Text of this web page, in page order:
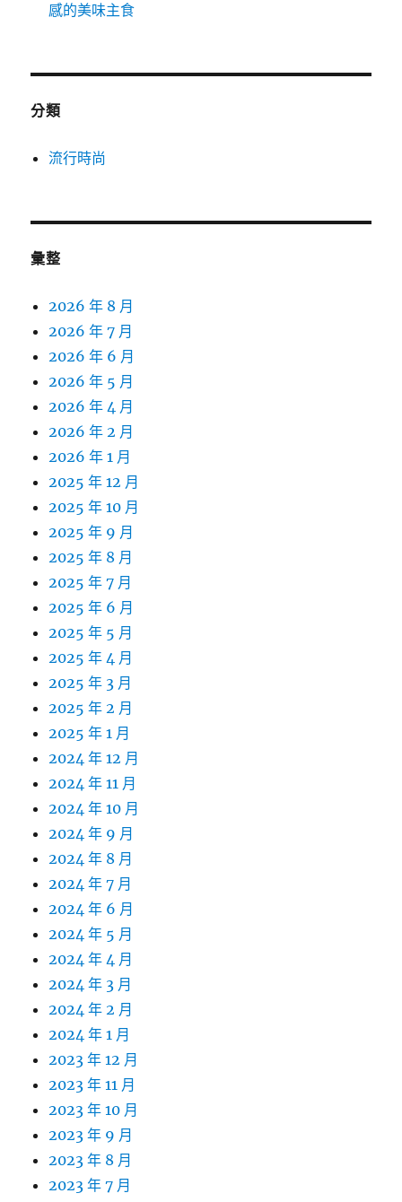
感的美味主食
分類
流行時尚
彙整
2026 年 8 月
2026 年 7 月
2026 年 6 月
2026 年 5 月
2026 年 4 月
2026 年 2 月
2026 年 1 月
2025 年 12 月
2025 年 10 月
2025 年 9 月
2025 年 8 月
2025 年 7 月
2025 年 6 月
2025 年 5 月
2025 年 4 月
2025 年 3 月
2025 年 2 月
2025 年 1 月
2024 年 12 月
2024 年 11 月
2024 年 10 月
2024 年 9 月
2024 年 8 月
2024 年 7 月
2024 年 6 月
2024 年 5 月
2024 年 4 月
2024 年 3 月
2024 年 2 月
2024 年 1 月
2023 年 12 月
2023 年 11 月
2023 年 10 月
2023 年 9 月
2023 年 8 月
2023 年 7 月